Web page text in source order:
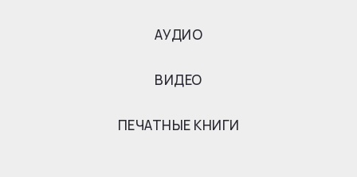
АУДИО
ВИДЕО
ПЕЧАТНЫЕ КНИГИ